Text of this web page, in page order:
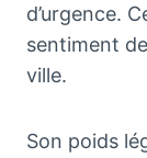
d’urgence.
sentiment
ville.
Son poids